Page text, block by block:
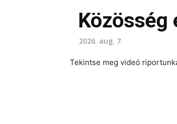
2026. aug. 7.
Tekintse meg videó